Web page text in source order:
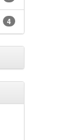
4